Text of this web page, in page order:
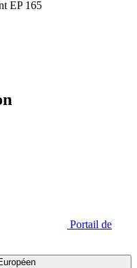
EP 165
Portail de